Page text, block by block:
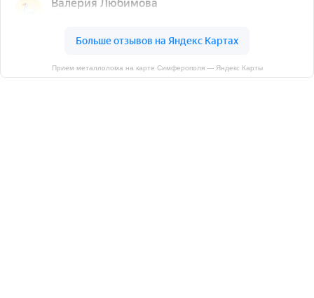
Прием металлолома на карте Симферополя — Яндекс Карты